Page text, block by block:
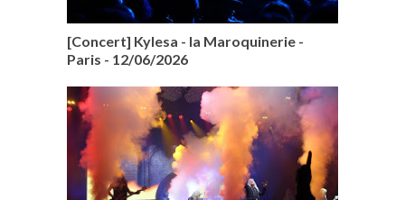
[Concert] Kylesa - la Maroquinerie -
Paris - 12/06/2026